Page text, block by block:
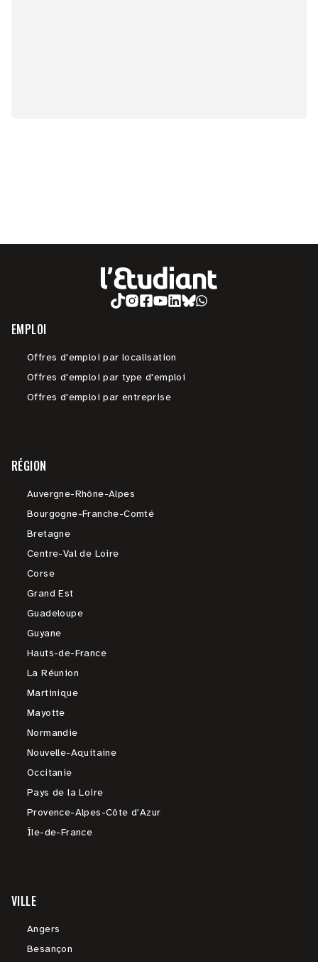
EMPLOI
Offres d'emploi par localisation
Offres d'emploi par type d'emploi
Offres d'emploi par entreprise
RÉGION
Auvergne-Rhône-Alpes
Bourgogne-Franche-Comté
Bretagne
Centre-Val de Loire
Corse
Grand Est
Guadeloupe
Guyane
Hauts-de-France
La Réunion
Martinique
Mayotte
Normandie
Nouvelle-Aquitaine
Occitanie
Pays de la Loire
Provence-Alpes-Côte d'Azur
Île-de-France
VILLE
Angers
Besançon